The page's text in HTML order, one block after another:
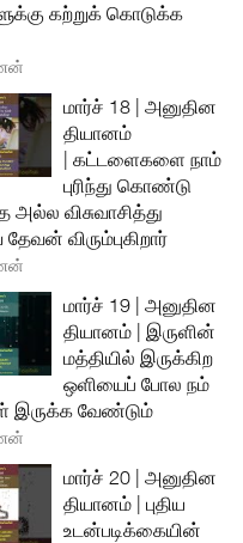
கற்றுக் கொடுக்க
மார்ச் 18 | அனுதின
தியானம்
| கட்டளைகளை நாம்
புரிந்து கொண்டு
அல்ல விசுவாசித்து
விரும்புகிறார்
மார்ச் 19 | அனுதின
தியானம் | இருளின்
மத்தியில் இருக்கிற
ஒளியைப் போல நம்
இருக்க வேண்டும்
மார்ச் 20 | அனுதின
தியானம் | புதிய
உடன்படிக்கையின்